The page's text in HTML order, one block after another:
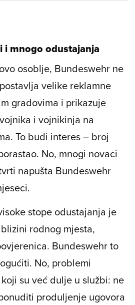
i mnogo odustajanja
osoblje, Bundeswehr ne
velike reklamne
gradovima i prikazuje
i vojnikinja na
To budi interes – broj
No, mnogi novaci
napušta Bundeswehr
stope odustajanja je
rodnog mjesta,
Bundeswehr to
No, problemi
su već dulje u službi: ne
produljenje ugovora